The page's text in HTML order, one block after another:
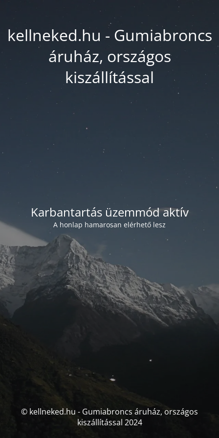
kellneked.hu - Gumiabroncs
áruház, országos
kiszállítással
Karbantartás üzemmód aktív
A honlap hamarosan elérhető lesz
© kellneked.hu - Gumiabroncs áruház, országos
kiszállítással 2024